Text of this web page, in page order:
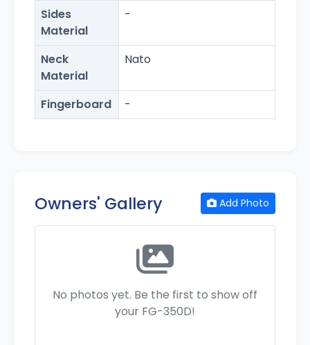
Sides
Material
-
Neck
Material
Nato
Fingerboard -
Owners' Gallery Add Photo
No photos yet. Be the first to show off
your FG-350D!